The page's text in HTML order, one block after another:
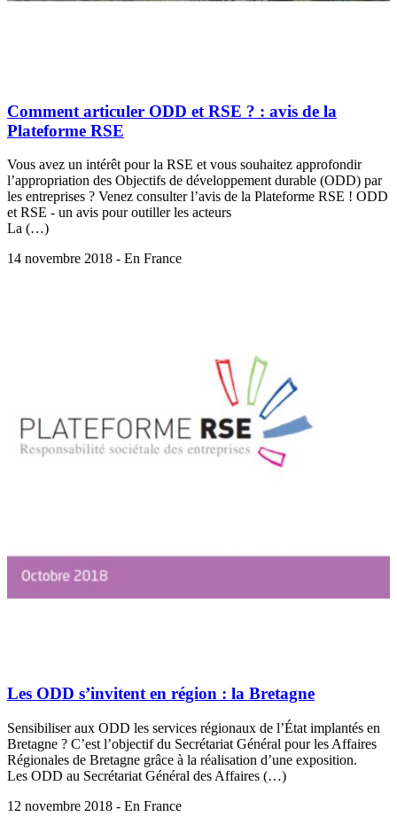
Comment articuler ODD et RSE ? : avis de la
Plateforme RSE
Vous avez un intérêt pour la RSE et vous souhaitez approfondir
l’appropriation des Objectifs de développement durable (ODD) par
les entreprises ? Venez consulter l’avis de la Plateforme RSE ! ODD
et RSE - un avis pour outiller les acteurs
La (…)
14 novembre 2018 - En France
Les ODD s’invitent en région : la Bretagne
Sensibiliser aux ODD les services régionaux de l’État implantés en
Bretagne ? C’est l’objectif du Secrétariat Général pour les Affaires
Régionales de Bretagne grâce à la réalisation d’une exposition.
Les ODD au Secrétariat Général des Affaires (…)
12 novembre 2018 - En France